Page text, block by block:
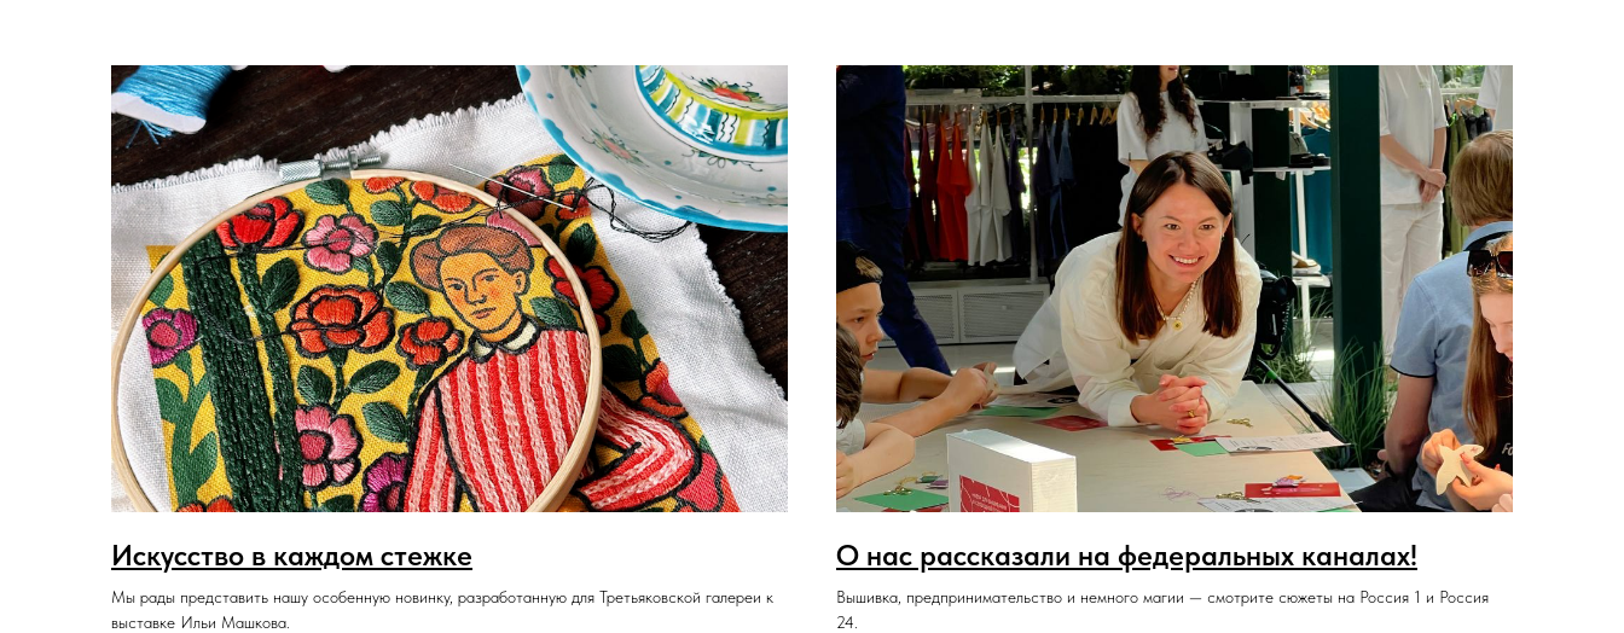
Искусство в каждом стежке
Мы рады представить нашу особенную новинку, разработанную для Третьяковской галереи к
выставке Ильи Машкова.
О нас рассказали на федеральных каналах!
Вышивка, предпринимательство и немного магии — смотрите сюжеты на Россия 1 и Россия
24.